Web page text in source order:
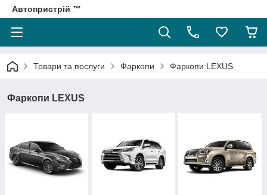
Автопристрій ™
Товари та послуги Фаркопи Фаркопи LEXUS
Фаркопи LEXUS